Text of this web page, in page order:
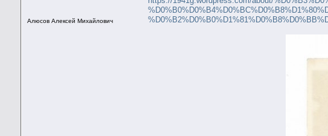
Алюсов Алексей Михайлович